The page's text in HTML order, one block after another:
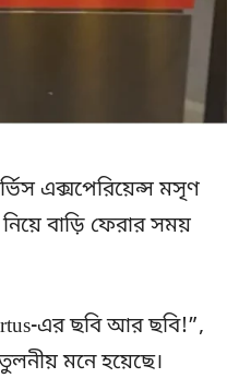
এক্সপেরিয়েন্স মসৃণ
বাড়ি ফেরার সময়
এর ছবি আর ছবি!”,
মনে হয়েছে।